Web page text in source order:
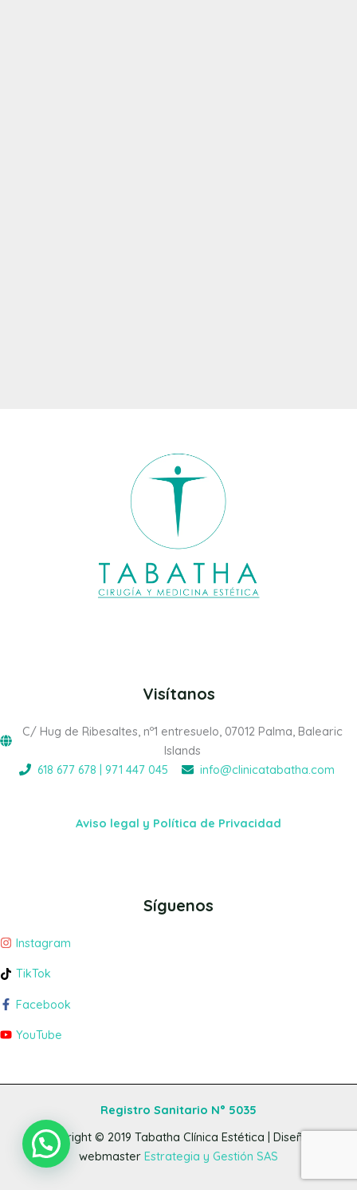
Visítanos
C/ Hug de Ribesaltes, nº1 entresuelo, 07012 Palma, Balearic
Islands
618 677 678 | 971 447 045
info@clinicatabatha.com
Aviso legal y Política de Privacidad
Síguenos
Instagram
TikTok
Facebook
YouTube
Registro Sanitario N° 5035
Copyright © 2019 Tabatha Clínica Estética | Diseño y
webmaster Estrategia y Gestión SAS